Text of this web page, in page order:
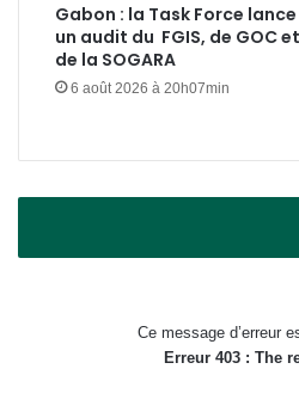
Gabon : la Task Force lance
un audit du FGIS, de GOC et
de la SOGARA
6 août 2026 à 20h07min
Ce message d’erreur
Erreur 403 : The